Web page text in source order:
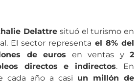
Delattre situó el turismo en
El sector representa el 8% del
de euros en ventas y 2
directos e indirectos. En
cada año a casi un millón de